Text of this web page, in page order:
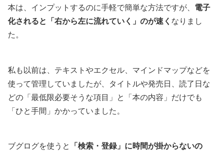
本は、インプットするのに手軽で簡単な方法ですが、 電子
化されると「右から左に流れていく」のが速く なりまし
た。
私も以前は、テキストやエクセル、マインドマップなどを
使って管理していましたが、タイトルや発売日、読了日な
どの「最低限必要そうな項目」と「本の内容」だけでも
「ひと手間」かかっていました。
ブグログを使うと
「検索・登録」に時間が掛からないの